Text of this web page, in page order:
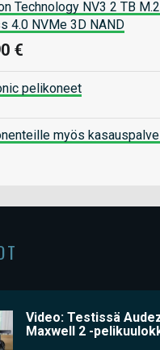
Technology NV3 2 TB
4.0 NVMe 3D NAND
€
pelikoneet
myös
Video: Testissä
Maxwell 2 -